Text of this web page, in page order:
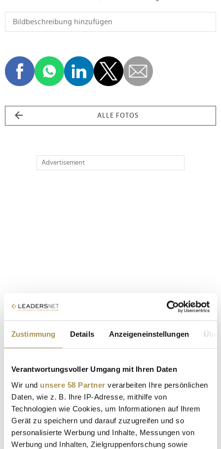
Zustimmung Details Anzeigeneinstellungen
Verantwortungsvoller Umgang mit Ihren Daten
Wir und unsere 58 Partner verarbeiten Ihre persönlichen
Daten, wie z. B. Ihre IP-Adresse, mithilfe von
Technologien wie Cookies, um Informationen auf Ihrem
Gerät zu speichern und darauf zuzugreifen und so
personalisierte Werbung und Inhalte, Messungen von
Werbung und Inhalten, Zielgruppenforschung sowie
ALLE FOTOS
Advertisement